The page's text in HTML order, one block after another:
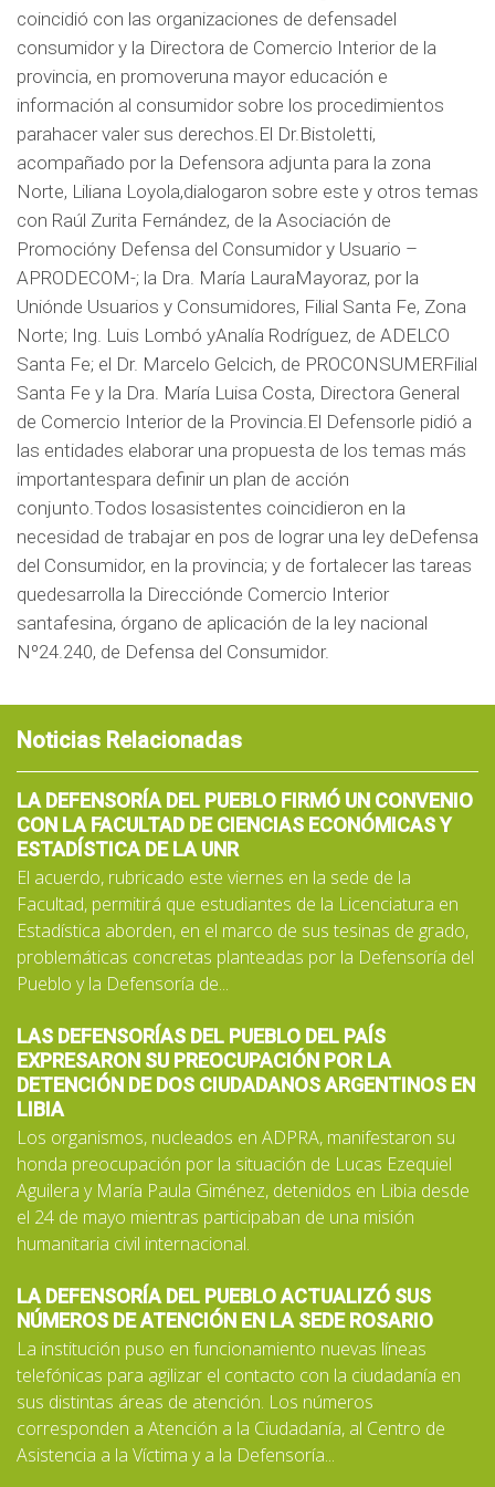
coincidió con las organizaciones de defensadel
consumidor y la Directora de Comercio Interior de la
provincia, en promoveruna mayor educación e
información al consumidor sobre los procedimientos
parahacer valer sus derechos.El Dr.Bistoletti,
acompañado por la Defensora adjunta para la zona
Norte, Liliana Loyola,dialogaron sobre este y otros temas
con Raúl Zurita Fernández, de la Asociación de
Promocióny Defensa del Consumidor y Usuario –
APRODECOM-; la Dra. María LauraMayoraz, por la
Uniónde Usuarios y Consumidores, Filial Santa Fe, Zona
Norte; Ing. Luis Lombó yAnalía Rodríguez, de ADELCO
Santa Fe; el Dr. Marcelo Gelcich, de PROCONSUMERFilial
Santa Fe y la Dra. María Luisa Costa, Directora General
de Comercio Interior de la Provincia.El Defensorle pidió a
las entidades elaborar una propuesta de los temas más
importantespara definir un plan de acción
conjunto.Todos losasistentes coincidieron en la
necesidad de trabajar en pos de lograr una ley deDefensa
del Consumidor, en la provincia; y de fortalecer las tareas
quedesarrolla la Direcciónde Comercio Interior
santafesina, órgano de aplicación de la ley nacional
Nº24.240, de Defensa del Consumidor.
Noticias Relacionadas
LA DEFENSORÍA DEL PUEBLO FIRMÓ UN CONVENIO
CON LA FACULTAD DE CIENCIAS ECONÓMICAS Y
ESTADÍSTICA DE LA UNR
El acuerdo, rubricado este viernes en la sede de la
Facultad, permitirá que estudiantes de la Licenciatura en
Estadística aborden, en el marco de sus tesinas de grado,
problemáticas concretas planteadas por la Defensoría del
Pueblo y la Defensoría de...
LAS DEFENSORÍAS DEL PUEBLO DEL PAÍS
EXPRESARON SU PREOCUPACIÓN POR LA
DETENCIÓN DE DOS CIUDADANOS ARGENTINOS EN
LIBIA
Los organismos, nucleados en ADPRA, manifestaron su
honda preocupación por la situación de Lucas Ezequiel
Aguilera y María Paula Giménez, detenidos en Libia desde
el 24 de mayo mientras participaban de una misión
humanitaria civil internacional.
LA DEFENSORÍA DEL PUEBLO ACTUALIZÓ SUS
NÚMEROS DE ATENCIÓN EN LA SEDE ROSARIO
La institución puso en funcionamiento nuevas líneas
telefónicas para agilizar el contacto con la ciudadanía en
sus distintas áreas de atención. Los números
corresponden a Atención a la Ciudadanía, al Centro de
Asistencia a la Víctima y a la Defensoría...